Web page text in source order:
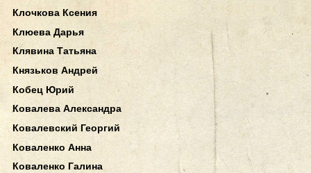
Клочкова Ксения
Клюева Дарья
Клявина Татьяна
Князьков Андрей
Кобец Юрий
Ковалева Александра
Ковалевский Георгий
Коваленко Анна
Коваленко Галина